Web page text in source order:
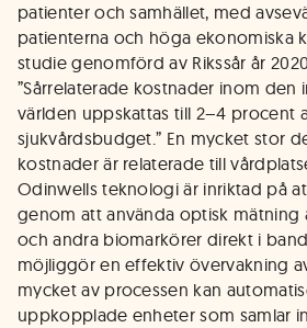
patienter och samhället, med
patienterna och höga ekonomiska
studie genomförd av Rikssår år
”Sårrelaterade kostnader inom den
världen uppskattas till 2–4 procent
sjukvårdsbudget.” En mycket stor
kostnader är relaterade till
Odinwells teknologi är inriktad på
genom att använda optisk mätning
och andra biomarkörer direkt i
möjliggör en effektiv övervakning
mycket av processen kan
uppkopplade enheter som samlar